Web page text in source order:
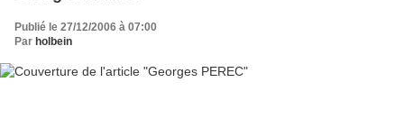
Publié le 27/12/2006 à 07:00
Par holbein